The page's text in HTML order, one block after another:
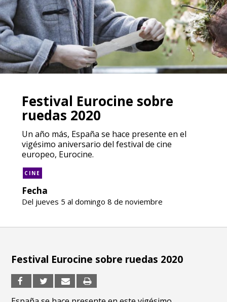
Festival Eurocine sobre
ruedas 2020
Un año más, España se hace presente en el
vigésimo aniversario del festival de cine
europeo, Eurocine.
CINE
Fecha
Del jueves 5 al domingo 8 de noviembre
Festival Eurocine sobre ruedas 2020